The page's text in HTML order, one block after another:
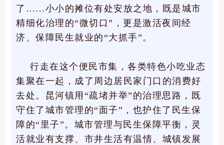
了……小小的摊位有处安放之地，既是城市
精细化治理的“微切口”，更是激活夜间经
济、保障民生就业的“大抓手”。
行走在这个便民市集，各类特色小吃业态
集聚在一起，成了周边居民家门口的消费好
去处。昆河镇用“疏堵并举”的治理思路，既
守住了城市管理的“面子”，也护住了民生保
障的“里子”。城市管理与民生保障平衡，灵
活就业有支撑、市井生活有温情、城镇发展